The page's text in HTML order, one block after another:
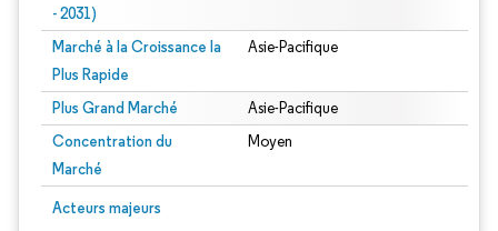
- 2031)
Marché à la Croissance la
Plus Rapide
Asie-Pacifique
Plus Grand Marché Asie-Pacifique
Concentration du
Marché
Moyen
Acteurs majeurs
Image © Mordor Intelligence. La réutilisation nécessite une attribution sous CC